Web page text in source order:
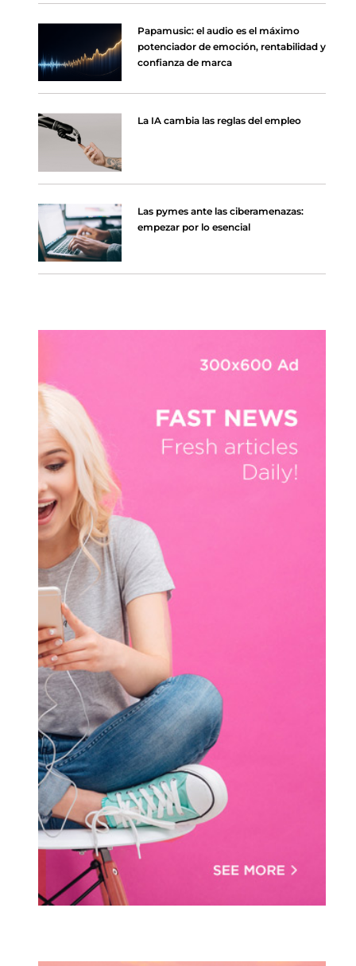
Papamusic: el audio es el máximo
potenciador de emoción, rentabilidad y
confianza de marca
La IA cambia las reglas del empleo
Las pymes ante las ciberamenazas:
empezar por lo esencial